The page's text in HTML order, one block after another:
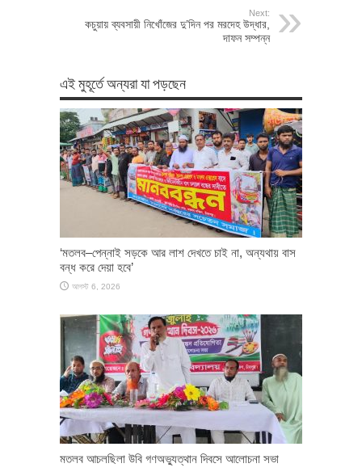
Next:
কচুয়ায় ব্যবসায়ী নিখোঁজের দু’দিন পর মরদেহ উদ্ধার,
দাফন সম্পন্ন
এই মুহূর্তে অন্যরা যা পড়ছেন
‘মতলব–পেন্নাই সড়কে আর লাশ দেখতে চাই না, অন্যথায় বাস
বন্ধ করে দেয়া হবে’
আগস্ট 6, 2026
মতলব আচলছিলা উবি গণঅভ্যুত্থান দিবসে আলোচনা সভা